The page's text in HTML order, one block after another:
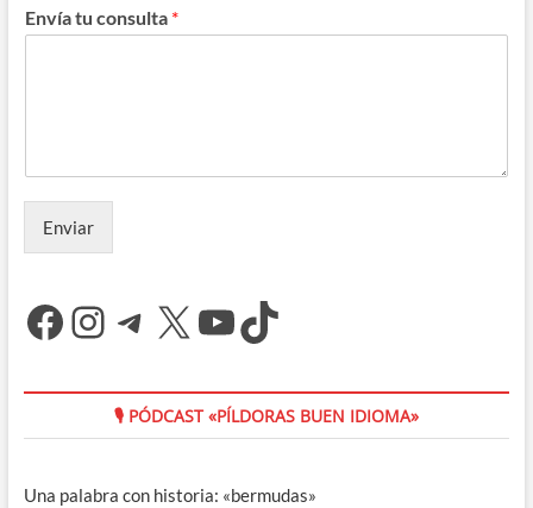
Envía tu consulta *
Enviar
Facebook
Instagram
Telegram
X YouTube
TikTok
🎙 PÓDCAST «PÍLDORAS BUEN IDIOMA»
Una palabra con historia: «bermudas»